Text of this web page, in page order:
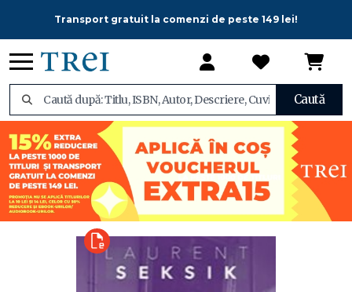
Transport gratuit la comenzi de peste 149 lei!
Caută